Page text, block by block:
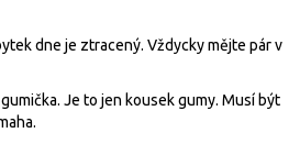
dne je ztracený. Vždycky mějte pár v
Je to jen kousek gumy. Musí být